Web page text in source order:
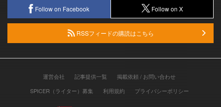
Follow on Facebook Follow on X
RSSフィードの購読はこちら
運営会社 記事提供一覧
掲載依頼 / お問い合わせ
SPICER（ライター）募集
利用規約 プライバシーポリシー